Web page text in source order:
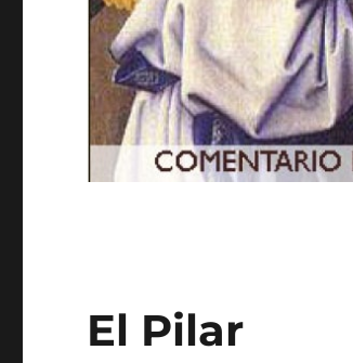
El Pilar